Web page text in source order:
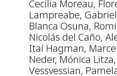
Cecilia Moreau,
Lampreabe,
Blanca Osuna, Romina del Pla,
Nicolás del Caño,
Itaí Hagman,
Neder, Mónica
Vessvessian,